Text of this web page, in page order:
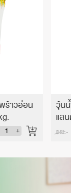
ร้าวอ่อน
+
วุ้น
แล
฿52.-